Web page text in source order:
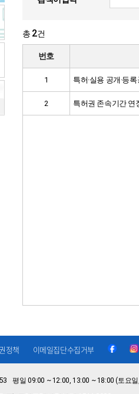
총 2건
번호
1 특허·실용 공개·등
2 특허권 존속기간 연
평일 09:00 ~ 12:00, 13:00 ~ 18:00 (토요
정책 이메일집단수집거부